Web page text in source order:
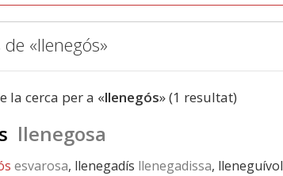
«llenegós»
la cerca per a «llenegós» (1 resultat)
llenegosa
esvarosa, llenegadís llenegadissa, lleneguívol